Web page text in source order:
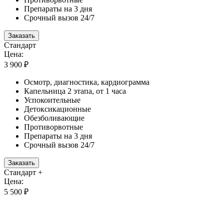
Препараты на 3 дня
Срочный вызов 24/7
Заказать
Стандарт
Цена:
3 900 ₽
Осмотр, диагностика, кардиограмма
Капельница 2 этапа, от 1 часа
Успокоительные
Детоксикационные
Обезболивающие
Противорвотные
Препараты на 3 дня
Срочный вызов 24/7
Заказать
Стандарт +
Цена:
5 500 ₽